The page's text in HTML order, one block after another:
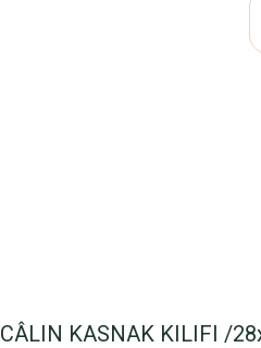
CÂLIN KASNAK KILIFI /